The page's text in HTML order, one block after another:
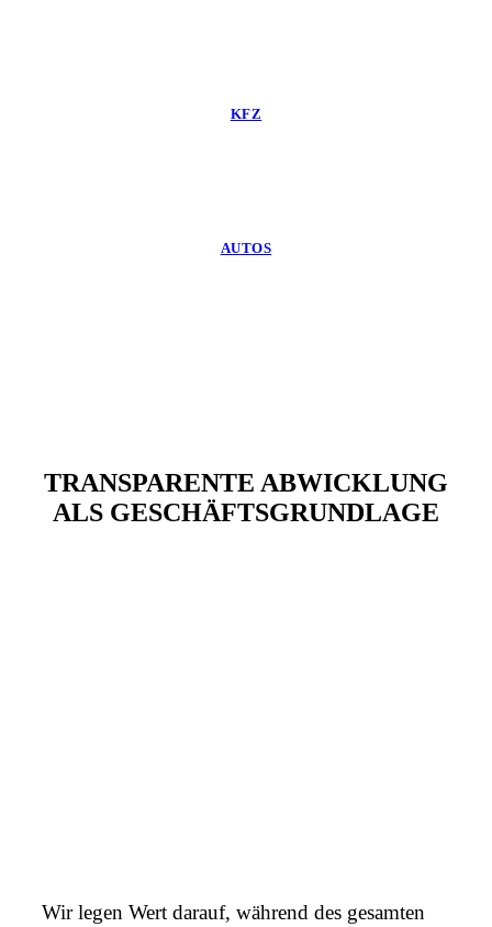
KFZ
AUTOS
TRANSPARENTE ABWICKLUNG
ALS GESCHÄFTSGRUNDLAGE
Wir legen Wert darauf, während des gesamten